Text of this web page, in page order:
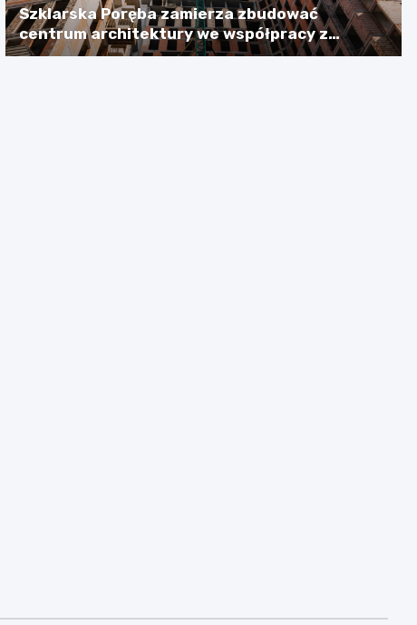
Szklarska Poręba zamierza zbudować
centrum architektury we współpracy z
Niemcami, licząc na dotację w wysokości